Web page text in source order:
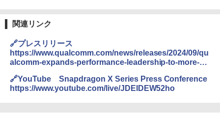
関連リンク
🔗プレスリリース
https://www.qualcomm.com/news/releases/2024/09/qu
alcomm-expands-performance-leadership-to-more-
🔗YouTube Snapdragon X Series Press Conference
https://www.youtube.com/live/JDEIDEW52ho